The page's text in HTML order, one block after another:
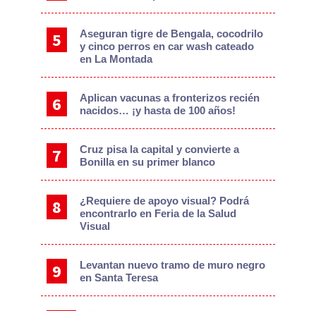
Aseguran tigre de Bengala, cocodrilo
y cinco perros en car wash cateado
en La Montada
Aplican vacunas a fronterizos recién
nacidos… ¡y hasta de 100 años!
Cruz pisa la capital y convierte a
Bonilla en su primer blanco
¿Requiere de apoyo visual? Podrá
encontrarlo en Feria de la Salud
Visual
Levantan nuevo tramo de muro negro
en Santa Teresa